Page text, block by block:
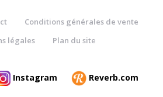
Conditions générales de vente
légales
Plan du site
Instagram Reverb.com